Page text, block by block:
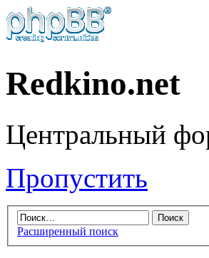
Redkino.net
Центральный
Пропустить
Расширенный поиск